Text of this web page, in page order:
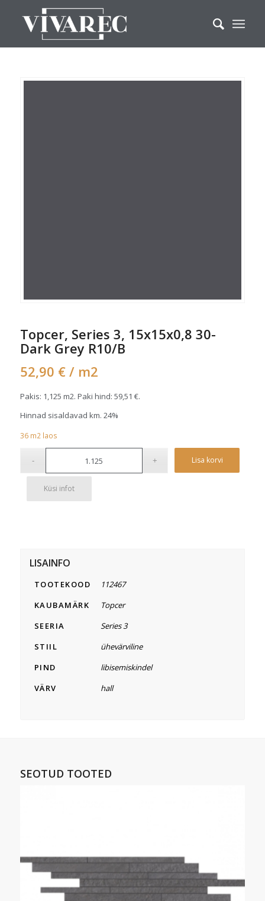
Topcer, Series 3, 15x15x0,8 30-
Dark Grey R10/B
52,90 € / m2
Pakis: 1,125 m2. Paki hind: 59,51 €.
Hinnad sisaldavad km. 24%
36 m2laos
Lisa korvi
Küsi infot
LISAINFO
TOOTEKOOD
112467
KAUBAMÄRK
Topcer
SEERIA
Series 3
STIIL
ühevärviline
PIND
libisemiskindel
VÄRV
hall
SEOTUD TOOTED